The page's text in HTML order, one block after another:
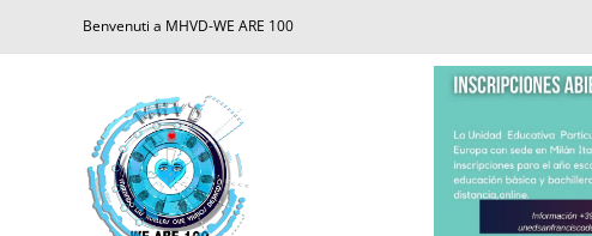
al
Benvenuti a MHVD-WE ARE 100